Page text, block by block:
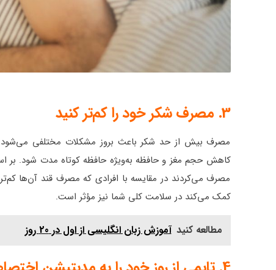
3. مصرف شکر خود را کم‌تر کنید
مصرف بیش از حد شکر باعث بروز مشکلات مختلفی
کاهش حجم مغز و حافظه به‌ویژه حافظه کوتاه مدت شود. بر
مصرف می‌کردند در مقایسه با افرادی که مصرف قند آن‌ها
کمک می‌کند در سلامت کلی شما نیز مؤثر است.
مطالعه کنید آموزش زبان انگلیسی از اول در 20 روز